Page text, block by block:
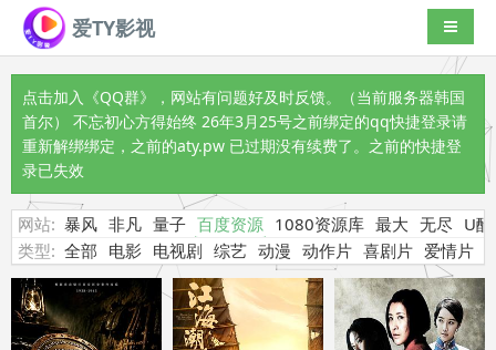
爱TY影视 导航切
点击加入《QQ群》
，网站有问题好及时反馈。（当前服务器韩国
首尔） 不忘初心方得始终 26年3月25号之前绑定的qq快捷登录请
重新解绑绑定，之前的aty.pw 已过期没有续费了。之前的快捷登
录已失效
网站: 暴风 非凡 量子 百度资源 1080资源库 最大 无尽 U酷
类型: 全部 电影 电视剧 综艺 动漫 动作片 喜剧片 爱情片